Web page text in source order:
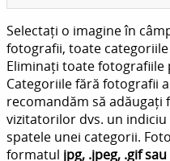
Selectați o imagine în
fotografii, toate
Eliminați toate fotografiile
Categoriile fără fotografii
recomandăm să adăugați
vizitatorilor dvs. un indiciu
spatele unei categorii.
formatul jpg, .jpeg, .gif